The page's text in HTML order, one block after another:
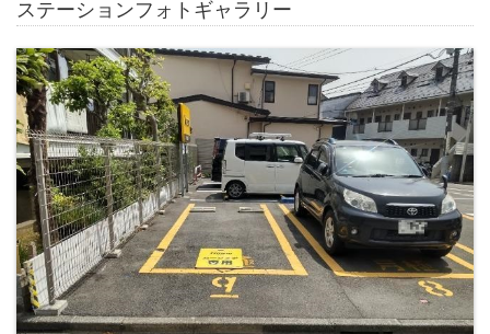
ステーションフォトギャラリー